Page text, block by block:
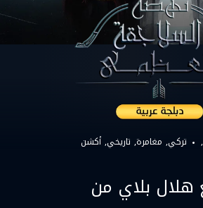
تركي مغامرة تاريخي أكشن
هلال بلاي من